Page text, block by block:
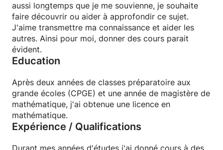
aussi longtemps que je me souvienne, je souhaite
faire découvrir ou aider à approfondir ce sujet.
J'aime transmettre ma connaissance et aider les
autres. Ainsi pour moi, donner des cours parait
évident.
Education
Après deux années de classes préparatoire aux
grande écoles (CPGE) et une année de magistère de
mathématique, j'ai obtenue une licence en
mathématique.
Expérience / Qualifications
Durant mes années d'études j'ai donné cours à des